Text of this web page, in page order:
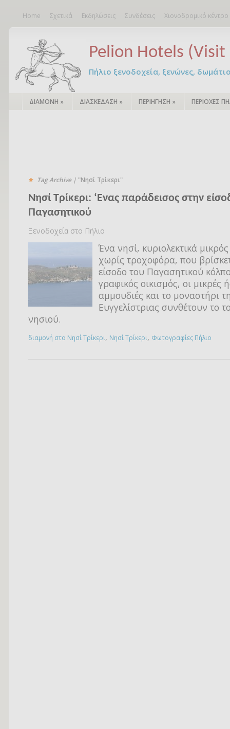
Home Σχετικά Εκδηλώσεις Συνδέσεις Χιονοδρομικό
Pelion Hotels (Visit
Πήλιο ξενοδοχεία, ξενώνες,
ΔΙΑΜΟΝΗ » ΔΙΑΣΚΕΔΑΣΗ » ΠΕΡΙΗΓΗΣΗ » ΠΕΡΙΟΧΕΣ
Tag Archive | "Νησί Τρίκερι"
Νησί Τρίκερι: ‘Ενας παράδεισος στην
Παγασητικού
Ξενοδοχεία στο Πήλιο
Ένα νησί, κυριολεκτικά
χωρίς τροχοφόρα, που
είσοδο του Παγασητικού
γραφικός οικισμός, οι μικρές
αμμουδιές και το μοναστήρι
Ευγγελίστριας συνθέτουν το
νησιού.
διαμονή στο Νησί Τρίκερι, Νησί Τρίκερι, Φωτογραφίες Πήλιο